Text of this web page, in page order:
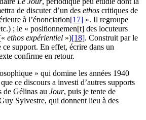
de discuter d’un des ethos critiques de
à l’énonciation[17] ». Il regroupe
; le « positionnemen[t] des locuteurs
ethos expérientiel »)[18]. Construit par le
ce support. En effet, écrire dans un
confirme en retour.
» qui domine les années 1940
ce discours a investi d’autres supports
de Gélinas au Jour, puis je tente de
Sylvestre, qui donnent lieu à des